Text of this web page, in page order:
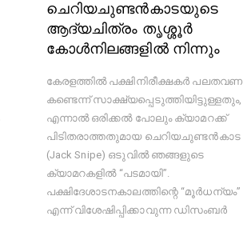
ചെറിയചുണ്ടൻകാടയുടെ
ആദ്യചിത്രം തൃശ്ശൂർ
കോൾനിലങ്ങളിൽ നിന്നും
കേരളത്തിൽ പക്ഷിനിരീക്ഷകർ പലതവണ
കണ്ടെന്ന് സാക്ഷ്യപ്പെടുത്തിയിട്ടുള്ളതും,
എന്നാൽ ഒരിക്കൽ പോലും ക്യാമറക്ക്
പിടിതരാത്തതുമായ ചെറിയചുണ്ടൻകാട
(Jack Snipe) ഒടുവിൽ ഞങ്ങളുടെ
ക്യാമറകളിൽ “പടമായി”.
പക്ഷിദേശാടനകാലത്തിന്റെ “മൂർധന്യം”
എന്ന് വിശേഷിപ്പിക്കാവുന്ന ഡിസംബർ